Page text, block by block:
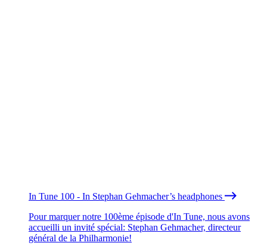
In Tune 100 - In Stephan Gehmacher’s headphones
Pour marquer notre 100ème épisode d'In Tune, nous avons
accueilli un invité spécial: Stephan Gehmacher, directeur
général de la Philharmonie!